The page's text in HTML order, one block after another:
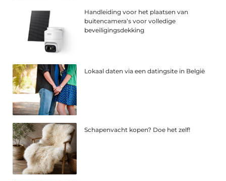
Handleiding voor het plaatsen van
buitencamera’s voor volledige
beveiligingsdekking
Lokaal daten via een datingsite in België
Schapenvacht kopen? Doe het zelf!